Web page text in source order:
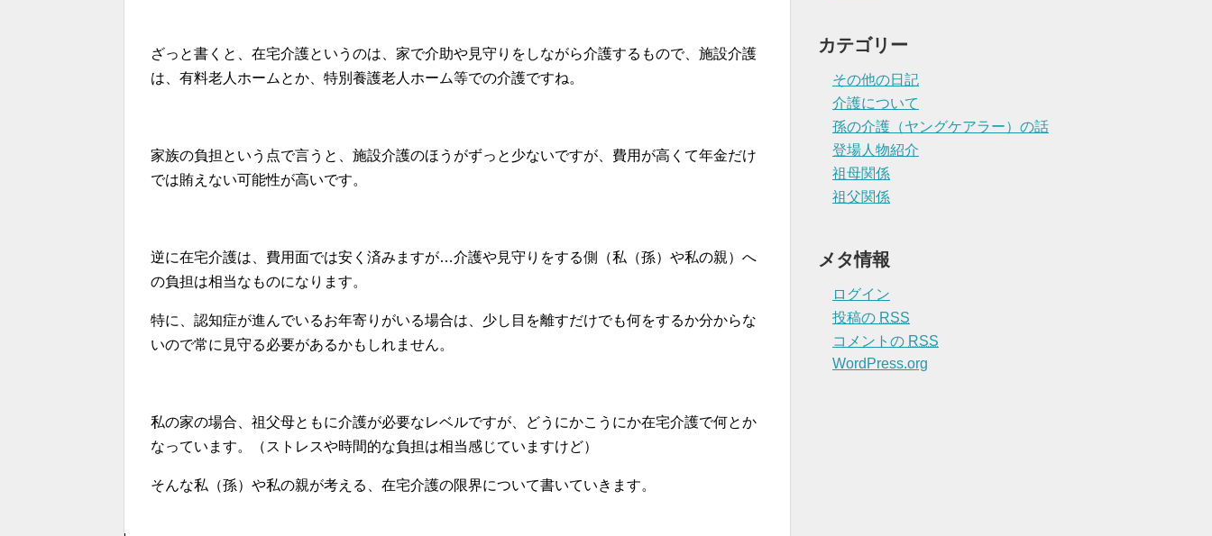
ざっと書くと、在宅介護というのは、家で介助や見守りをしながら介護するもので、施設介護
は、有料老人ホームとか、特別養護老人ホーム等での介護ですね。
家族の負担という点で言うと、施設介護のほうがずっと少ないですが、費用が高くて年金だけ
では賄えない可能性が高いです。
逆に在宅介護は、費用面では安く済みますが…介護や見守りをする側（私（孫）や私の親）へ
の負担は相当なものになります。
特に、認知症が進んでいるお年寄りがいる場合は、少し目を離すだけでも何をするか分からな
いので常に見守る必要があるかもしれません。
私の家の場合、祖父母ともに介護が必要なレベルですが、どうにかこうにか在宅介護で何とか
なっています。（ストレスや時間的な負担は相当感じていますけど）
そんな私（孫）や私の親が考える、在宅介護の限界について書いていきます。
カテゴリー
その他の日記
介護について
孫の介護（ヤングケアラー）の話
登場人物紹介
祖母関係
祖父関係
メタ情報
ログイン
投稿の RSS
コメントの RSS
WordPress.org